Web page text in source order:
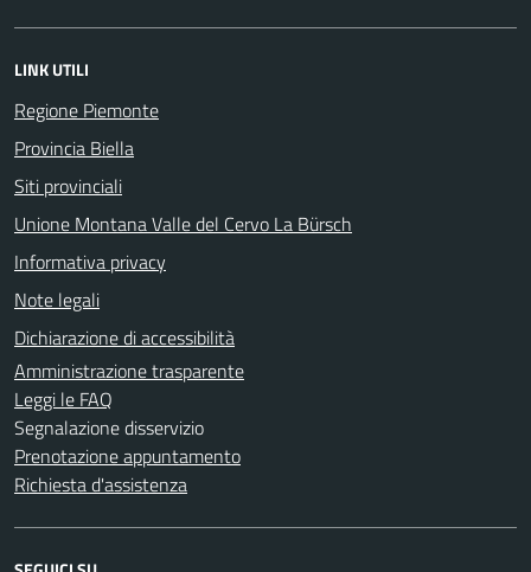
LINK UTILI
Regione Piemonte
Provincia Biella
Siti provinciali
Unione Montana Valle del Cervo La Bürsch
Informativa privacy
Note legali
Dichiarazione di accessibilità
Amministrazione trasparente
Leggi le FAQ
Segnalazione disservizio
Prenotazione appuntamento
Richiesta d'assistenza